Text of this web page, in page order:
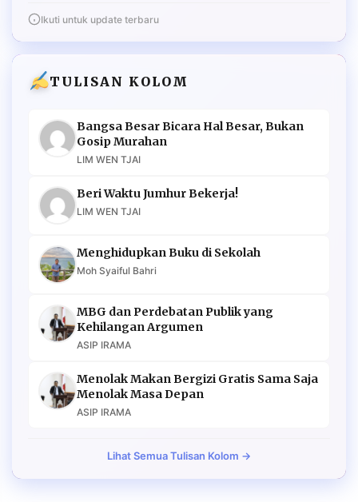
Ikuti untuk update terbaru
TULISAN KOLOM
Bangsa Besar Bicara Hal Besar, Bukan
Gosip Murahan
LIM WEN TJAI
Beri Waktu Jumhur Bekerja!
LIM WEN TJAI
Menghidupkan Buku di Sekolah
Moh Syaiful Bahri
MBG dan Perdebatan Publik yang
Kehilangan Argumen
ASIP IRAMA
Menolak Makan Bergizi Gratis Sama Saja
Menolak Masa Depan
ASIP IRAMA
Lihat Semua Tulisan Kolom →